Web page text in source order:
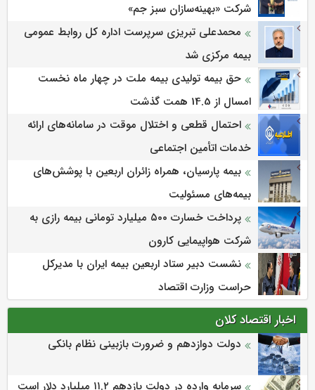
شرکت «بهینه‌سازان سبز جم»
محمدعلی تبریزی سرپرست اداره كل روابط عمومی
بیمه مركزی شد
حق بیمه تولیدی بیمه ملت در چهار ماه نخست
امسال از 14.5 همت گذشت
احتمال قطعی و اختلال موقت در سامانه‌های ارائه
خدمات اتأمین اجتماعی
بیمه پارسیان، همراه زائران اربعین با پوشش‌های
بیمه‌های مسئولیت
پرداخت خسارت ۵۰۰ میلیارد تومانی بیمه رازی به
شرکت هواپیمایی کارون
نشست دبیر ستاد اربعین بیمه ایران با مدیرکل
حراست وزارت اقتصاد
اخبار اقتصاد کلان
دولت دوازدهم و ضرورت بازبینی نظام بانکی
سرمایه وارده در دولت یازدهم ۱۱.۲ میلیارد دلار است